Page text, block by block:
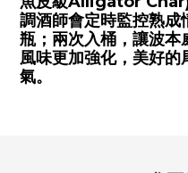
調酒師會定時監控熟成
瓶；兩次入桶，讓波本
風味更加強化，美好
氣。